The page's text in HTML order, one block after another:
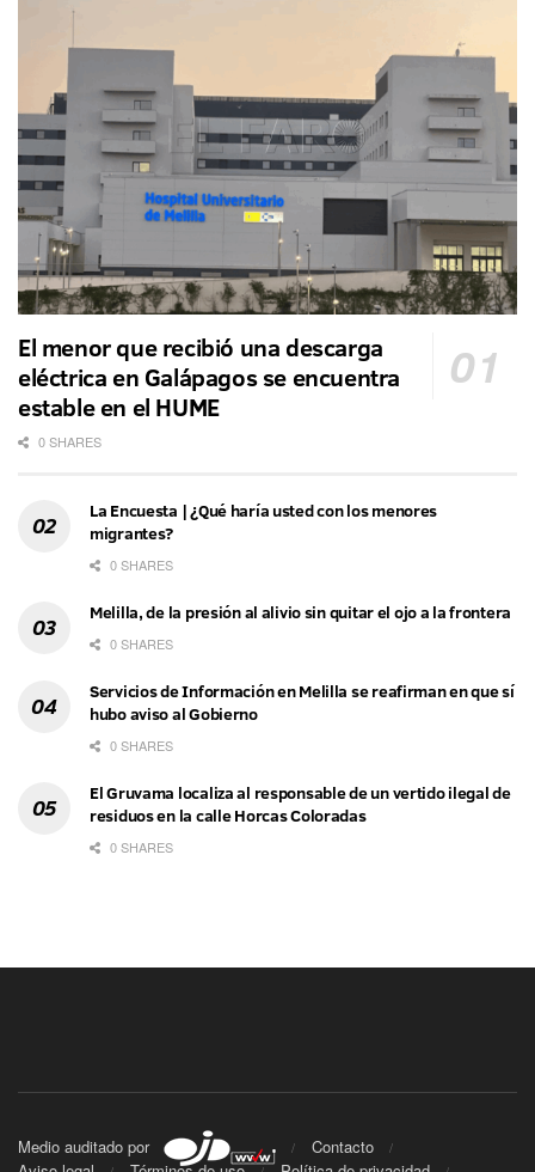
El menor que recibió una descarga
eléctrica en Galápagos se encuentra
estable en el HUME
0 SHARES
La Encuesta | ¿Qué haría usted con los menores
migrantes?
0 SHARES
Melilla, de la presión al alivio sin quitar el ojo a la frontera
0 SHARES
Servicios de Información en Melilla se reafirman en que sí
hubo aviso al Gobierno
0 SHARES
El Gruvama localiza al responsable de un vertido ilegal de
residuos en la calle Horcas Coloradas
0 SHARES
Medio auditado por
Contacto